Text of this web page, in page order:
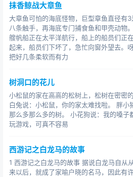
抹香鲸战大章鱼
大章鱼可怕的海底怪物，巨型章鱼直径有
八条触手，再海底专门捕食鱼和甲壳动物
艘帆船正在太平洋航行，船上的船员们正
起来，船员们下坏了，急忙向窗外望去。
把好几条柔软而有力
树洞口的花儿
小松鼠的家在高高的松树上，松树在密密
白兔说：小松鼠，你的家太难找啦。 胖小
那么多那么多的树。 小花狗说：我的嗓子
玩游戏，可真不容易
西游记之白龙马的故事
1 西游记之白龙马的故事 据说白龙马自从
来以后，就成了家喻户晓的名马，因此有